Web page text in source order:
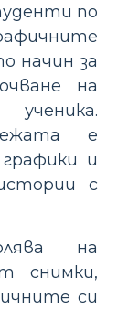
по
начин за
на
е
и
с
на
снимки,
си